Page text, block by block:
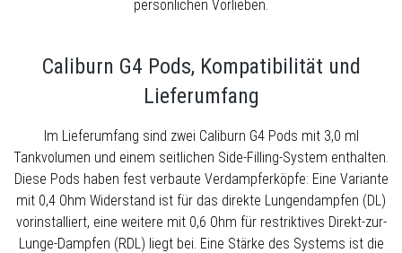
persönlichen Vorlieben.
Caliburn G4 Pods, Kompatibilität und
Lieferumfang
Im Lieferumfang sind zwei Caliburn G4 Pods mit 3,0 ml
Tankvolumen und einem seitlichen Side-Filling-System enthalten.
Diese Pods haben fest verbaute Verdampferköpfe: Eine Variante
mit 0,4 Ohm Widerstand ist für das direkte Lungendampfen (DL)
vorinstalliert, eine weitere mit 0,6 Ohm für restriktives Direkt-zur-
Lunge-Dampfen (RDL) liegt bei. Eine Stärke des Systems ist die